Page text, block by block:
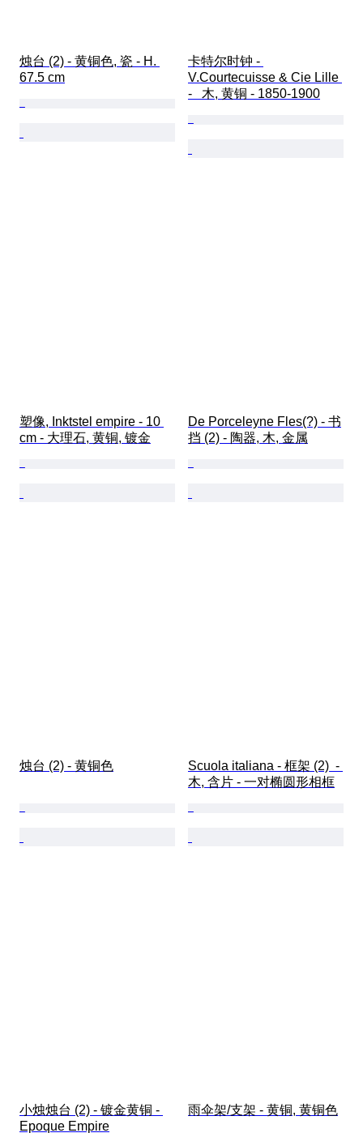
烛台 (2) - 黄铜色, 瓷 - H.
67.5 cm
卡特尔时钟 -
V.Courtecuisse & Cie Lille
-   木, 黄铜 - 1850-1900
塑像, Inktstel empire - 10
cm - 大理石, 黄铜, 镀金
De Porceleyne Fles(?) - 书
挡 (2) - 陶器, 木, 金属
烛台 (2) - 黄铜色
Scuola italiana - 框架 (2)  -
木, 含片 - 一对椭圆形相框
小烛烛台 (2) - 镀金黄铜 -
Epoque Empire
雨伞架/支架 - 黄铜, 黄铜色